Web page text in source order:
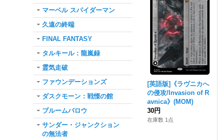
マーベル スパイダーマン
久遠の終端
FINAL FANTASY
タルキール：龍嵐録
霊気走破
ファウンデーションズ
ダスクモーン：戦慄の館
ブルームバロウ
サンダー・ジャンクション
の無法者
[英語版]《ラヴニカへ
の侵攻/Invasion of R
avnica》(MOM)
30円
在庫数 1点